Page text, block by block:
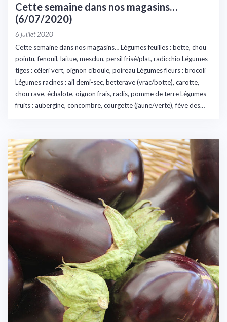
Cette semaine dans nos magasins…
(6/07/2020)
6 juillet 2020
Cette semaine dans nos magasins… Légumes feuilles : bette, chou
pointu, fenouil, laitue, mesclun, persil frisé/plat, radicchio Légumes
tiges : céleri vert, oignon ciboule, poireau Légumes fleurs : brocoli
Légumes racines : ail demi-sec, betterave (vrac/botte), carotte,
chou rave, échalote, oignon frais, radis, pomme de terre Légumes
fruits : aubergine, concombre, courgette (jaune/verte), fève des…